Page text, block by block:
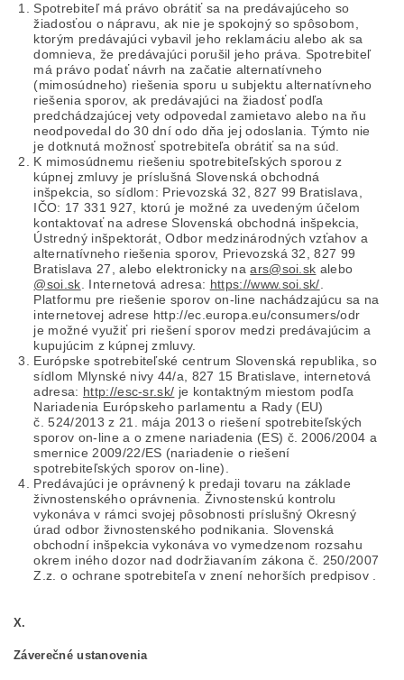
Spotrebiteľ má právo obrátiť sa na predávajúceho so
žiadosťou o nápravu, ak nie je spokojný so spôsobom,
ktorým predávajúci vybavil jeho reklamáciu alebo ak sa
domnieva, že predávajúci porušil jeho práva. Spotrebiteľ
má právo podať návrh na začatie alternatívneho
(mimosúdneho) riešenia sporu u subjektu alternatívneho
riešenia sporov, ak predávajúci na žiadosť podľa
predchádzajúcej vety odpovedal zamietavo alebo na ňu
neodpovedal do 30 dní odo dňa jej odoslania. Týmto nie
je dotknutá možnosť spotrebiteľa obrátiť sa na súd.
K mimosúdnemu riešeniu spotrebiteľských sporou z
kúpnej zmluvy je príslušná Slovenská obchodná
inšpekcia, so sídlom: Prievozská 32, 827 99 Bratislava,
IČO: 17 331 927, ktorú je možné za uvedeným účelom
kontaktovať na adrese Slovenská obchodná inšpekcia,
Ústredný inšpektorát, Odbor medzinárodných vzťahov a
alternatívneho riešenia sporov, Prievozská 32, 827 99
Bratislava 27, alebo elektronicky naars@soi.sk alebo
@soi.sk . Internetová adresa: https://www.soi.sk/
Platformu pre riešenie sporov on-line nachádzajúcu sa na
internetovej adrese http://ec.europa.eu/consumers/odr
je možné využiť pri riešení sporov medzi predávajúcim a
kupujúcim z kúpnej zmluvy.
Európske spotrebiteľské centrum Slovenská republika, so
sídlom Mlynské nivy 44/a, 827 15 Bratislave, internetová
adresa: http://esc-sr.sk/ je kontaktným miestom podľa
Nariadenia Európskeho parlamentu a Rady (EU)
č. 524/2013 z 21. mája 2013 o riešení spotrebiteľských
sporov on-line a o zmene nariadenia (ES) č. 2006/2004 a
smernice 2009/22/ES (nariadenie o riešení
spotrebiteľských sporov on-line).
Predávajúci je oprávnený k predaji tovaru na základe
živnostenského oprávnenia. Živnostenskú kontrolu
vykonáva v rámci svojej pôsobnosti príslušný Okresný
úrad odbor živnostenského podnikania. Slovenská
obchodní inšpekcia vykonáva vo vymedzenom rozsahu
okrem iného dozor nad dodržiavaním zákona č. 250/2007
Z.z. o ochrane spotrebiteľa v znení nehorších predpisov .
X.
Záverečné ustanovenia